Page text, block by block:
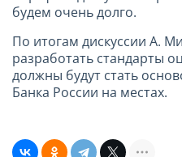
будем очень долго.
По итогам дискуссии А.
разработать стандарты
должны будут стать
Банка России на местах.